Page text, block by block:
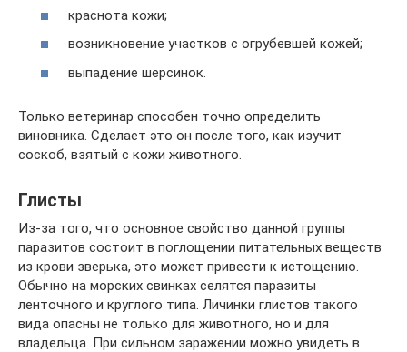
краснота кожи;
возникновение участков с огрубевшей кожей;
выпадение шерсинок.
Только ветеринар способен точно определить
виновника. Сделает это он после того, как изучит
соскоб, взятый с кожи животного.
Глисты
Из-за того, что основное свойство данной группы
паразитов состоит в поглощении питательных веществ
из крови зверька, это может привести к истощению.
Обычно на морских свинках селятся паразиты
ленточного и круглого типа. Личинки глистов такого
вида опасны не только для животного, но и для
владельца. При сильном заражении можно увидеть в